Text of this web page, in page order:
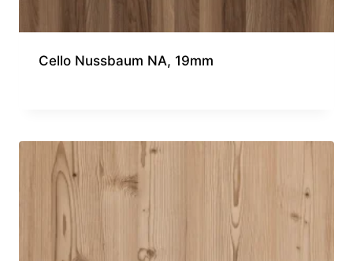
Cello Nussbaum NA, 19mm